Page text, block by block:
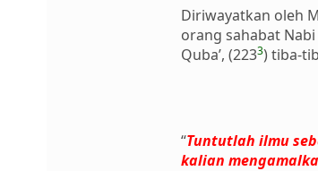
Diriwayatkan oleh
orang sahabat
Quba’, (2233) tiba-
“Tuntutlah ilmu
kalian